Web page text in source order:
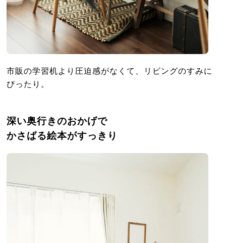
市販の学習机より圧迫感がなくて、リビングのすみに
ぴったり。
深い奥行きのおかげで
かさばる絵本がすっきり